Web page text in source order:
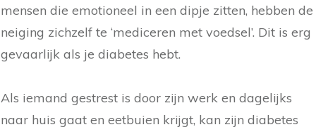
mensen die emotioneel in een dipje zitten, hebben de
neiging zichzelf te ‘mediceren met voedsel’. Dit is erg
gevaarlijk als je diabetes hebt.
Als iemand gestrest is door zijn werk en dagelijks
naar huis gaat en eetbuien krijgt, kan zijn diabetes